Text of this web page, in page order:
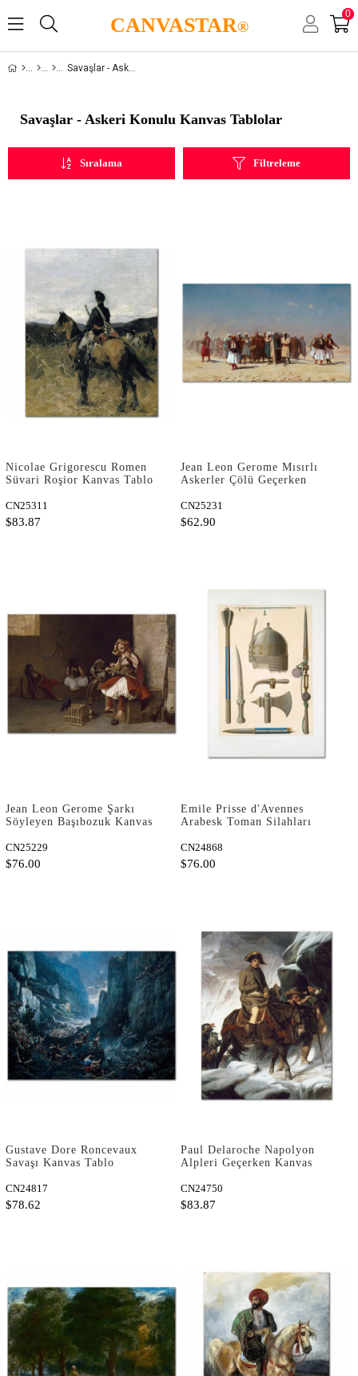
CANVASTAR®
0
Savaşlar - Askeri
Savaşlar - Askeri Konulu Kanvas Tablolar
Filtreleme
Sıralama
Nicolae Grigorescu Romen
Süvari Roşior Kanvas Tablo
CN25311
$83.87
Jean Leon Gerome Mısırlı
Askerler Çölü Geçerken
CN25231
$62.90
Jean Leon Gerome Şarkı
Söyleyen Başıbozuk Kanvas
CN25229
$76.00
Emile Prisse d'Avennes
Arabesk Toman Silahları
CN24868
$76.00
Gustave Dore Roncevaux
Savaşı Kanvas Tablo
CN24817
$78.62
Paul Delaroche Napolyon
Alpleri Geçerken Kanvas
CN24750
$83.87